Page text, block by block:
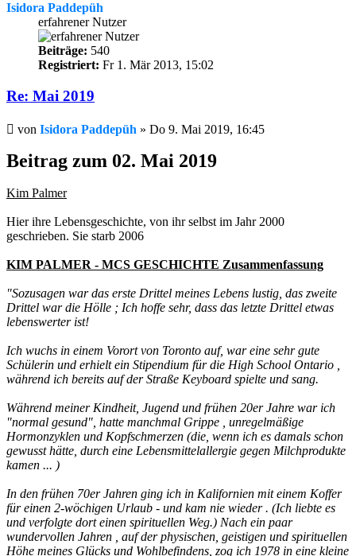
Isidora Paddepüh
erfahrener Nutzer
Beiträge: 540
Registriert: Fr 1. Mär 2013, 15:02
Re: Mai 2019
Beitrag
von Isidora Paddepüh » Do 9. Mai 2019, 16:45
Beitrag zum 02. Mai 2019
Kim Palmer
Hier ihre Lebensgeschichte, von ihr selbst im Jahr 2000
geschrieben. Sie starb 2006
KIM PALMER - MCS GESCHICHTE Zusammenfassung
"Sozusagen war das erste Drittel meines Lebens lustig, das zweite
Drittel war die Hölle ; Ich hoffe sehr, dass das letzte Drittel etwas
lebenswerter ist!
Ich wuchs in einem Vorort von Toronto auf, war eine sehr gute
Schülerin und erhielt ein Stipendium für die High School Ontario ,
während ich bereits auf der Straße Keyboard spielte und sang.
Während meiner Kindheit, Jugend und frühen 20er Jahre war ich
"normal gesund", hatte manchmal Grippe , unregelmäßige
Hormonzyklen und Kopfschmerzen (die, wenn ich es damals schon
gewusst hätte, durch eine Lebensmittelallergie gegen Milchprodukte
kamen ... )
In den frühen 70er Jahren ging ich in Kalifornien mit einem Koffer
für einen 2-wöchigen Urlaub - und kam nie wieder . (Ich liebte es
und verfolgte dort einen spirituellen Weg.) Nach ein paar
wundervollen Jahren , auf der physischen, geistigen und spirituellen
Höhe meines Glücks und Wohlbefindens, zog ich 1978 in eine kleine